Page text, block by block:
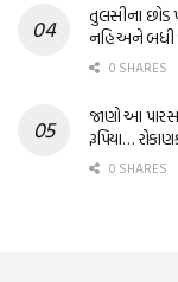
તુલસીના છોડ
નહિ અને બધી
0 SHARES
જાણો આ
રૂપિયા…
0 SHARES